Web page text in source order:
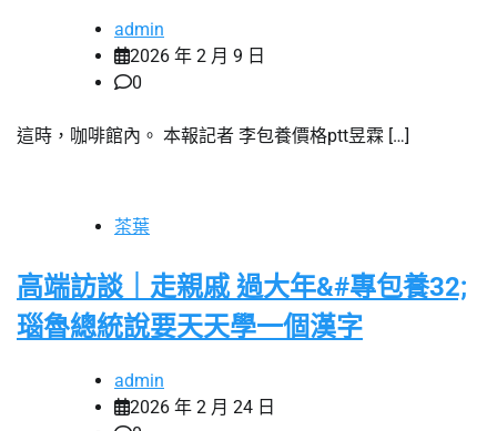
admin
2026 年 2 月 9 日
0
這時，咖啡館內。 本報記者 李包養價格ptt昱霖 […]
茶葉
高端訪談｜走親戚 過大年&#專包養32;
瑙魯總統說要天天學一個漢字
admin
2026 年 2 月 24 日